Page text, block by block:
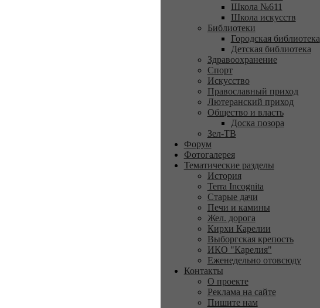
Школа №611
Школа искусств
Библиотеки
Городская библиотека
Детская библиотека
Здравоохранение
Спорт
Искусство
Православный приход
Лютеранский приход
Общество и власть
Доска позора
Зел-ТВ
Форум
Фотогалерея
Тематические разделы
История
Terra Incognita
Старые дачи
Печи и камины
Жел. дорога
Кирхи Карелии
Выборгская крепость
ИКО "Карелия"
Еженедельно отовсюду
Контакты
О проекте
Реклама на сайте
Пишите нам